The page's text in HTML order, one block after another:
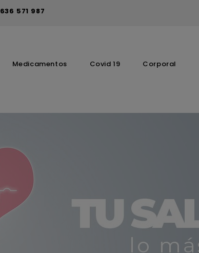
636 571 987
Medicamentos Covid 19 Corporal